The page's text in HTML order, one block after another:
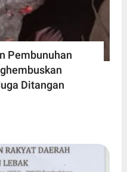
Pembunuhan
Ditangan